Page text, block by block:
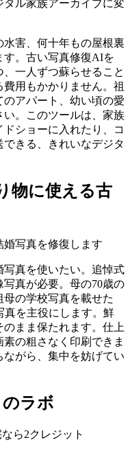
タル家族アーカイブに変
水害、何十年もの屋根裏
す。古い写真修復AIを
一人ずつ蘇らせること
用もかかりません。祖
アパート、幼い頃の愛
。このツールは、家族
ショーに入れたり、コ
きる、きれいなデジタ
物に使える古
写真を修復します
真を使いたい。追悼式
真が必要。母の70歳の
の学校写真を載せた
真を主役にします。鮮
まま保たれます。仕上
の粗さなく印刷できま
がら、集中を妨げてい
ラボ
ら2クレジット